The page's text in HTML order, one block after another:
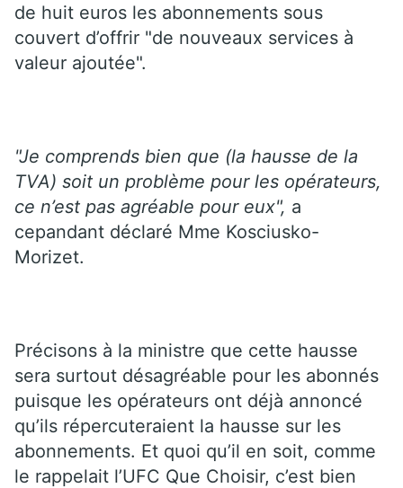
de huit euros les abonnements sous
couvert d’offrir "de nouveaux services à
valeur ajoutée".
"Je comprends bien que (la hausse de la
TVA) soit un problème pour les opérateurs,
ce n’est pas agréable pour eux", a
cepandant déclaré Mme Kosciusko-
Morizet.
Précisons à la ministre que cette hausse
sera surtout désagréable pour les abonnés
puisque les opérateurs ont déjà annoncé
qu’ils répercuteraient la hausse sur les
abonnements. Et quoi qu’il en soit, comme
le rappelait l’UFC Que Choisir, c’est bien